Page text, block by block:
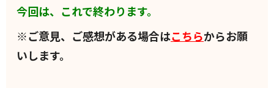
今回は、これで終わります。
※ご意見、ご感想がある場合はこちらからお願
いします。